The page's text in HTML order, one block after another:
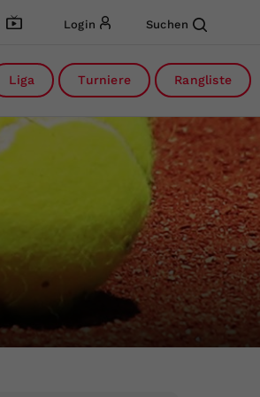
Login Suchen
Liga Turniere Rangliste